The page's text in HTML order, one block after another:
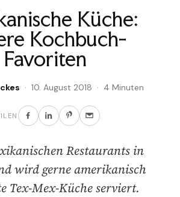
Küche:
Kochbuch-
Favoriten
· 10. August 2018 · 4 Minuten
Restaurants in
wird gerne amerikanisch
Tex-Mex-Küche serviert.